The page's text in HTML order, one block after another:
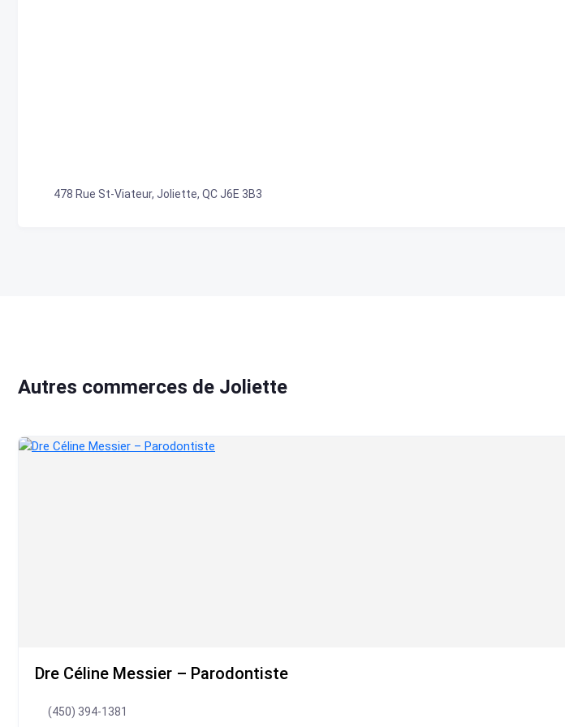
478 Rue St-Viateur, Joliette, QC J6E 3B3
Autres commerces de Joliette
Dre Céline Messier – Parodontiste
(450) 394-1381